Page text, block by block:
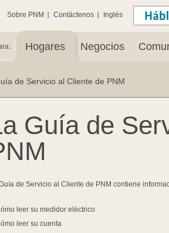
Sobre PNM Contáctenos Inglés
Hogares Negocios
de Servicio al Cliente de PNM
Guía de
de Servicio al Cliente de PNM contiene
leer su medidor eléctrico
leer su cuenta